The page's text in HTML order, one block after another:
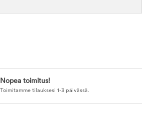
Nopea toimitus!
Toimitamme tilauksesi 1-3 päivässä.